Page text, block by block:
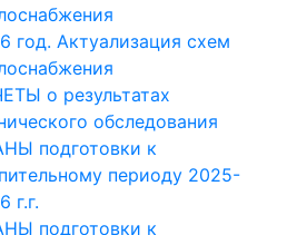
год. Актуализация схем
о результатах
обследования
подготовки к
периоду 2025-
г.г.
подготовки к